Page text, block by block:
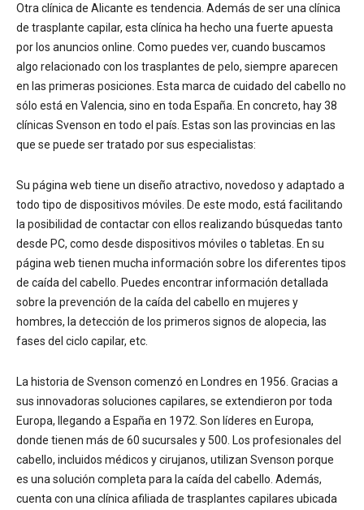
Otra clínica de Alicante es tendencia. Además de ser una clínica
de trasplante capilar, esta clínica ha hecho una fuerte apuesta
por los anuncios online. Como puedes ver, cuando buscamos
algo relacionado con los trasplantes de pelo, siempre aparecen
en las primeras posiciones. Esta marca de cuidado del cabello no
sólo está en Valencia, sino en toda España. En concreto, hay 38
clínicas Svenson en todo el país. Estas son las provincias en las
que se puede ser tratado por sus especialistas:
Su página web tiene un diseño atractivo, novedoso y adaptado a
todo tipo de dispositivos móviles. De este modo, está facilitando
la posibilidad de contactar con ellos realizando búsquedas tanto
desde PC, como desde dispositivos móviles o tabletas. En su
página web tienen mucha información sobre los diferentes tipos
de caída del cabello. Puedes encontrar información detallada
sobre la prevención de la caída del cabello en mujeres y
hombres, la detección de los primeros signos de alopecia, las
fases del ciclo capilar, etc.
La historia de Svenson comenzó en Londres en 1956. Gracias a
sus innovadoras soluciones capilares, se extendieron por toda
Europa, llegando a España en 1972. Son líderes en Europa,
donde tienen más de 60 sucursales y 500. Los profesionales del
cabello, incluidos médicos y cirujanos, utilizan Svenson porque
es una solución completa para la caída del cabello. Además,
cuenta con una clínica afiliada de trasplantes capilares ubicada